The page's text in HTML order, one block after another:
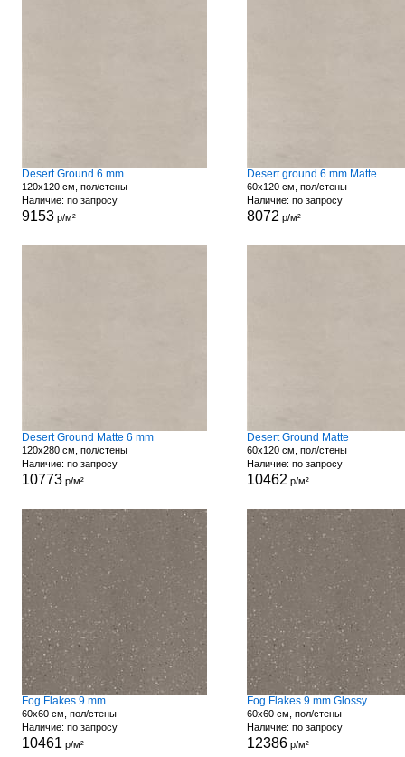
Desert Ground 6 mm
120x120 см, пол/стены
Наличие: по запросу
9153р/м²
Desert ground 6 mm Matte
60x120 см, пол/стены
Наличие: по запросу
8072 р/м²
Desert Ground Matte 6 mm
120x280 см, пол/стены
Наличие: по запросу
10773р/м²
Desert Ground Matte
60x120 см, пол/стены
Наличие: по запросу
10462 р/м²
Fog Flakes 9 mm
60x60 см, пол/стены
Наличие: по запросу
10461 р/м²
Fog Flakes 9 mm Glossy
60x60 см, пол/стены
Наличие: по запросу
12386р/м²